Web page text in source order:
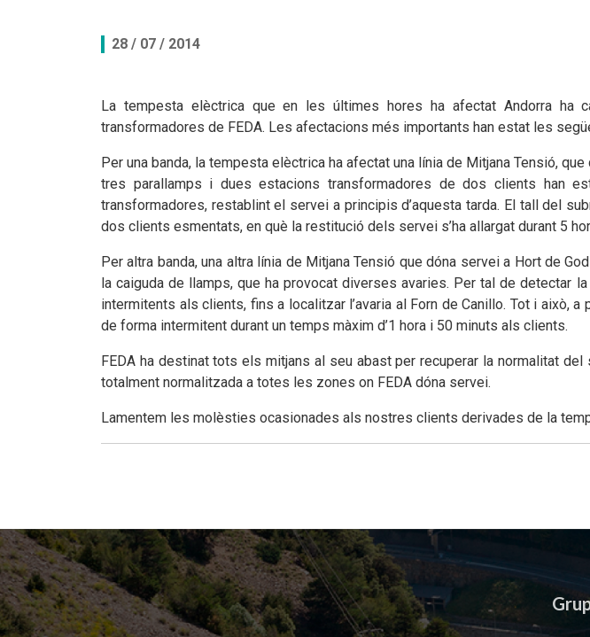
Documents per descarregar
Documents per descarregar
Peticions
Medi ambient, seguretat i salut
28 / 07 / 2014
La tempesta elèctrica que en les últimes hores ha afectat Andorra
transformadores de FEDA. Les afectacions més importants han estat les
Per una banda, la tempesta elèctrica ha afectat una línia de Mitjana Tensió,
tres parallamps i dues estacions transformadores de dos clients han
transformadores, restablint el servei a principis d’aquesta tarda. El tall del
dos clients esmentats, en què la restitució dels servei s’ha allargat durant 5
Per altra banda, una altra línia de Mitjana Tensió que dóna servei a Hort de
la caiguda de llamps, que ha provocat diverses avaries. Per tal de detectar
intermitents als clients, fins a localitzar l’avaria al Forn de Canillo. Tot i això,
de forma intermitent durant un temps màxim d’1 hora i 50 minuts als clients.
FEDA ha destinat tots els mitjans al seu abast per recuperar la normalitat
totalment normalitzada a totes les zones on FEDA dóna servei.
Lamentem les molèsties ocasionades als nostres clients derivades de la